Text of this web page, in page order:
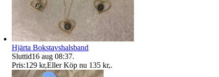
Hjärta Bokstavshalsband
Sluttid16 aug 08:37.
Pris:129 kr,Eller Köp nu 135 kr,.